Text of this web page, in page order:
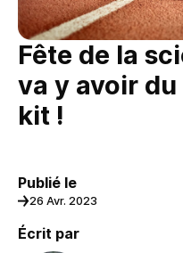
Fête de la
va y avoir
kit !
Publié le
26 Avr. 2023
Écrit par